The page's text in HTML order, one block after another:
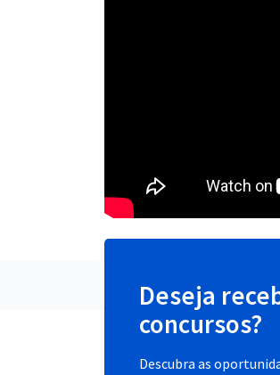
Deseja
concursos?
Descubra as